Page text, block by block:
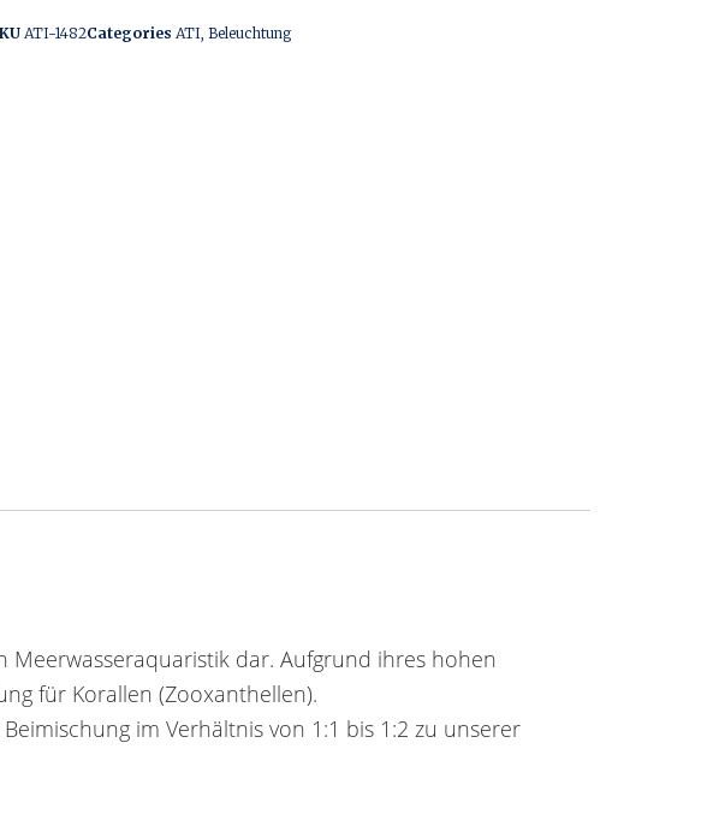
ATI-1482Categories ATI, Beleuchtung
dar. Aufgrund ihres hohen
für Korallen (Zooxanthellen).
im Verhältnis von 1:1 bis 1:2 zu unserer